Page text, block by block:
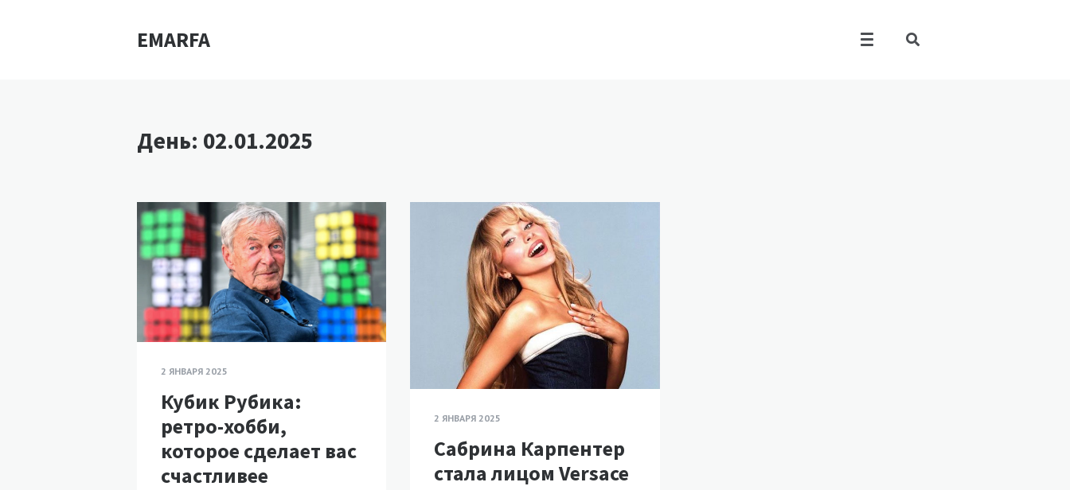
EMARFA
День: 02.01.2025
2 ЯНВАРЯ 2025
Кубик Рубика:
ретро-хобби,
которое сделает вас
счастливее
2 ЯНВАРЯ 2025
Сабрина Карпентер
стала лицом Versace